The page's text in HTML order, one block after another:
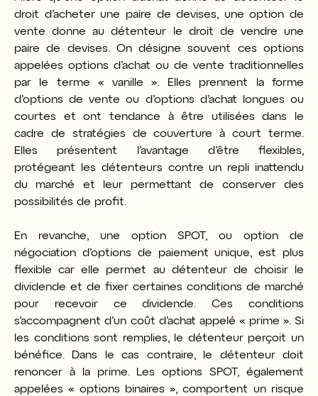
droit d’acheter une paire de devises, une option de
vente donne au détenteur le droit de vendre une
paire de devises. On désigne souvent ces options
appelées options d’achat ou de vente traditionnelles
par le terme « vanille ». Elles prennent la forme
d’options de vente ou d’options d’achat longues ou
courtes et ont tendance à être utilisées dans le
cadre de stratégies de couverture à court terme.
Elles présentent l’avantage d’être flexibles,
protégeant les détenteurs contre un repli inattendu
du marché et leur permettant de conserver des
possibilités de profit.
En revanche, une option SPOT, ou option de
négociation d’options de paiement unique, est plus
flexible car elle permet au détenteur de choisir le
dividende et de fixer certaines conditions de marché
pour recevoir ce dividende. Ces conditions
s’accompagnent d’un coût d’achat appelé « prime ». Si
les conditions sont remplies, le détenteur perçoit un
bénéfice. Dans le cas contraire, le détenteur doit
renoncer à la prime. Les options SPOT, également
appelées « options binaires », comportent un risque